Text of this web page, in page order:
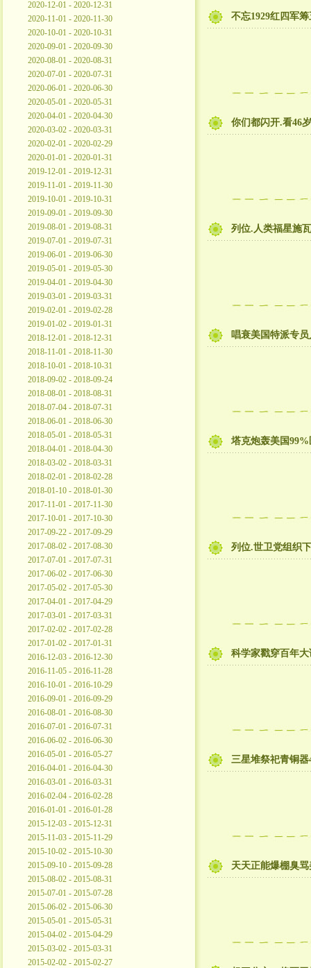
2020-12-01 - 2020-12-31
2020-11-01 - 2020-11-30
2020-10-01 - 2020-10-31
2020-09-01 - 2020-09-30
2020-08-01 - 2020-08-31
2020-07-01 - 2020-07-31
2020-06-01 - 2020-06-30
2020-05-01 - 2020-05-31
2020-04-01 - 2020-04-30
2020-03-02 - 2020-03-31
2020-02-01 - 2020-02-29
2020-01-01 - 2020-01-31
2019-12-01 - 2019-12-31
2019-11-01 - 2019-11-30
2019-10-01 - 2019-10-31
2019-09-01 - 2019-09-30
2019-08-01 - 2019-08-31
2019-07-01 - 2019-07-31
2019-06-01 - 2019-06-30
2019-05-01 - 2019-05-30
2019-04-01 - 2019-04-30
2019-03-01 - 2019-03-31
2019-02-01 - 2019-02-28
2019-01-02 - 2019-01-31
2018-12-01 - 2018-12-31
2018-11-01 - 2018-11-30
2018-10-01 - 2018-10-31
2018-09-02 - 2018-09-24
2018-08-01 - 2018-08-31
2018-07-04 - 2018-07-31
2018-06-01 - 2018-06-30
2018-05-01 - 2018-05-31
2018-04-01 - 2018-04-30
2018-03-02 - 2018-03-31
2018-02-01 - 2018-02-28
2018-01-10 - 2018-01-30
2017-11-01 - 2017-11-30
2017-10-01 - 2017-10-30
2017-09-22 - 2017-09-29
2017-08-02 - 2017-08-30
2017-07-01 - 2017-07-31
2017-06-02 - 2017-06-30
2017-05-02 - 2017-05-30
2017-04-01 - 2017-04-29
2017-03-01 - 2017-03-31
2017-02-02 - 2017-02-28
2017-01-02 - 2017-01-31
2016-12-03 - 2016-12-30
2016-11-05 - 2016-11-28
2016-10-01 - 2016-10-29
2016-09-01 - 2016-09-29
2016-08-01 - 2016-08-30
2016-07-01 - 2016-07-31
2016-06-02 - 2016-06-30
2016-05-01 - 2016-05-27
2016-04-01 - 2016-04-30
2016-03-01 - 2016-03-31
2016-02-04 - 2016-02-28
2016-01-01 - 2016-01-28
2015-12-03 - 2015-12-31
2015-11-03 - 2015-11-29
2015-10-02 - 2015-10-30
2015-09-10 - 2015-09-28
2015-08-02 - 2015-08-31
2015-07-01 - 2015-07-28
2015-06-02 - 2015-06-30
2015-05-01 - 2015-05-31
2015-04-02 - 2015-04-29
2015-03-02 - 2015-03-31
2015-02-02 - 2015-02-27
不忘1929红四军
你们都闪开.看46
列位.人类福星施
唱衰美国特派专
塔克炮轰美国
列位.世卫党组织
科学家戳穿百年
三星堆祭祀青铜
天天正能爆棚臭